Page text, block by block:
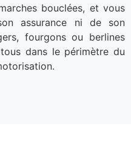
bouclées, et vous
assurance ni de son
fourgons ou berlines
dans le périmètre du